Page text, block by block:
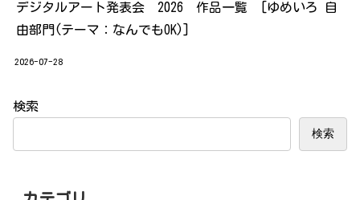
デジタルアート発表会 2026 作品一覧 [ゆめいろ 自
由部門(テーマ：なんでもOK)]
2026-07-28
検索
検索